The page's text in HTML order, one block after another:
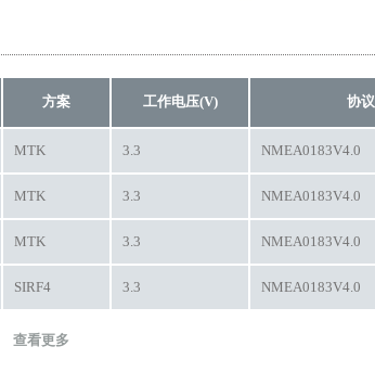
方案 工作电压(V) 协议
MTK 3.3 NMEA0183V4.0
MTK 3.3 NMEA0183V4.0
MTK 3.3 NMEA0183V4.0
SIRF4 3.3 NMEA0183V4.0
查看更多